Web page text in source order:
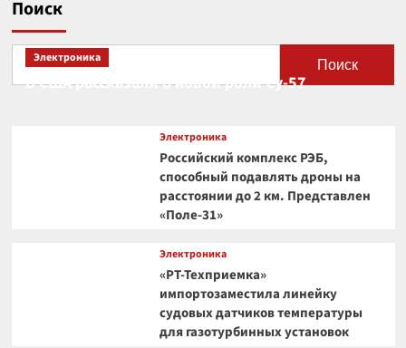
Поиск
Поиск
Электроника
В США рассказали о новой роли Су-57
Электроника
Российский комплекс РЭБ,
способный подавлять дроны на
расстоянии до 2 км. Представлен
«Поле-31»
Электроника
«РТ-Техприемка»
импортозаместила линейку
судовых датчиков температуры
для газотурбинных установок